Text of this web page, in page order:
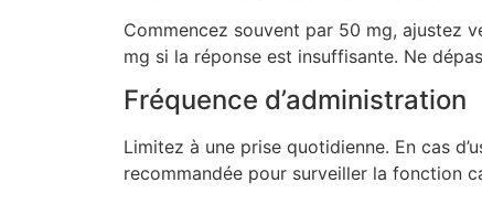
Commencez souvent par 50 mg, ajustez
mg si la réponse est insuffisante. Ne
Fréquence d’administration
Limitez à une prise quotidienne. En cas
recommandée pour surveiller la fonction